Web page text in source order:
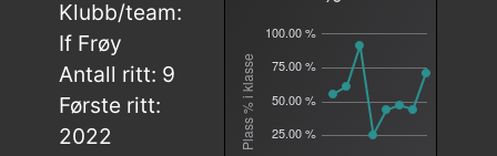
Klubb/team:
If Frøy
Antall ritt: 9
Første ritt:
2022
Plass % i klasse 25.00 %
50.00 %
75.00 %
100.00 %